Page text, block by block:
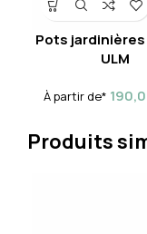
Pots
ULM
À partir de*
Produits